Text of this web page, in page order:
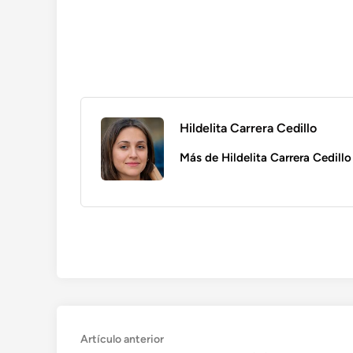
Hildelita Carrera Cedillo
Más de Hildelita Carrera Cedillo
Navegación
Artículo anteriorArtículo